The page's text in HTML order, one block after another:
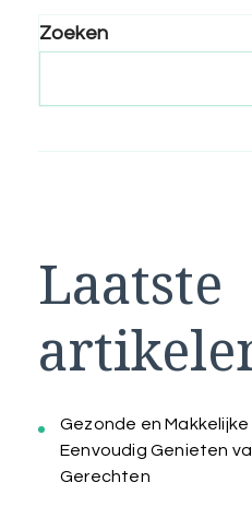
Zoeken
Laatste
Gezonde en
Eenvoudig Genieten
Gerechten